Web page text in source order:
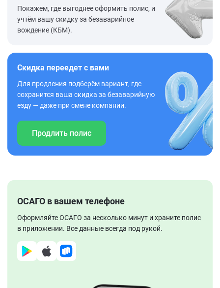
Покажем, где выгоднее оформить полис, и
учтём вашу скидку за безаварийное
вождение (КБМ).
Скидка переедет с вами
Для продления подберём вариант, где
сохранится ваша скидка за безаварийную
езду — даже при смене компании.
Продлить полис
ОСАГО в вашем телефоне
Оформляйте ОСАГО за несколько минут и храните полис
в приложении. Все данные всегда под рукой.